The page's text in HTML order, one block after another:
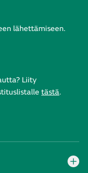
lähettämiseen.
Liity
tästä.